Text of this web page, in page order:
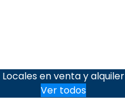
Locales en venta y alquiler
Ver todos